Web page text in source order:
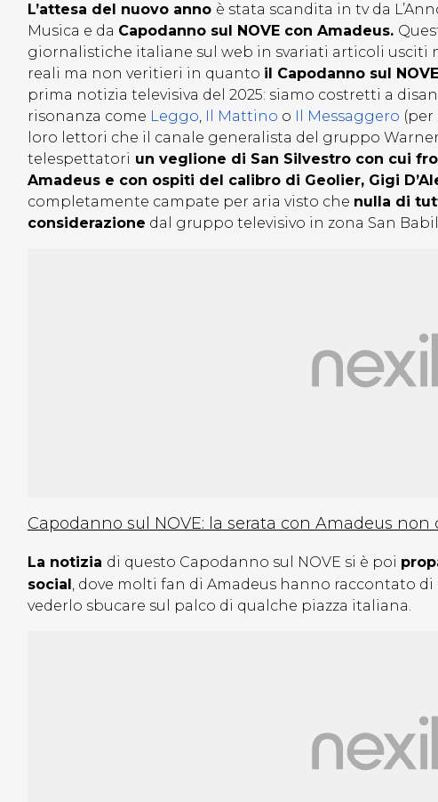
L’attesa del nuovo anno è stata scandita in tv da
Musica e da Capodanno sul NOVE con Amadeus.
giornalistiche italiane sul web in svariati articoli usciti
reali ma non veritieri in quanto il Capodanno sul
prima notizia televisiva del 2025: siamo costretti a
risonanza come Leggo, Il Mattino o Il Messaggero
loro lettori che il canale generalista del gruppo
telespettatori un veglione di San Silvestro con cui
Amadeus e con ospiti del calibro di Geolier, Gigi
completamente campate per aria visto che nulla di
considerazione dal gruppo televisivo in zona San
Capodanno sul NOVE: la serata con Amadeus non
La notizia di questo Capodanno sul NOVE si è poi
social, dove molti fan di Amadeus hanno raccontato
vederlo sbucare sul palco di qualche piazza italiana.